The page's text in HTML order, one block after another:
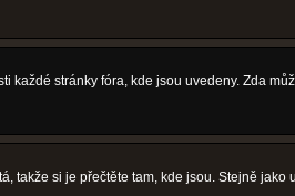
stránky fóra, kde jsou uvedeny. Zda
si je přečtěte tam, kde jsou. Stejně